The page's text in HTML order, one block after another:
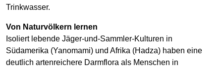
Trinkwasser.
Von Naturvölkern lernen
Isoliert lebende Jäger-und-Sammler-Kulturen in
Südamerika (Yanomami) und Afrika (Hadza) haben eine
deutlich artenreichere Darmflora als Menschen in